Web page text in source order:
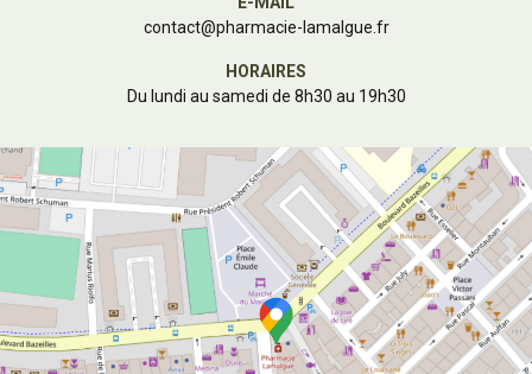
contact@pharmacie-lamalgue.fr
HORAIRES
Du lundi au samedi de 8h30 au 19h30